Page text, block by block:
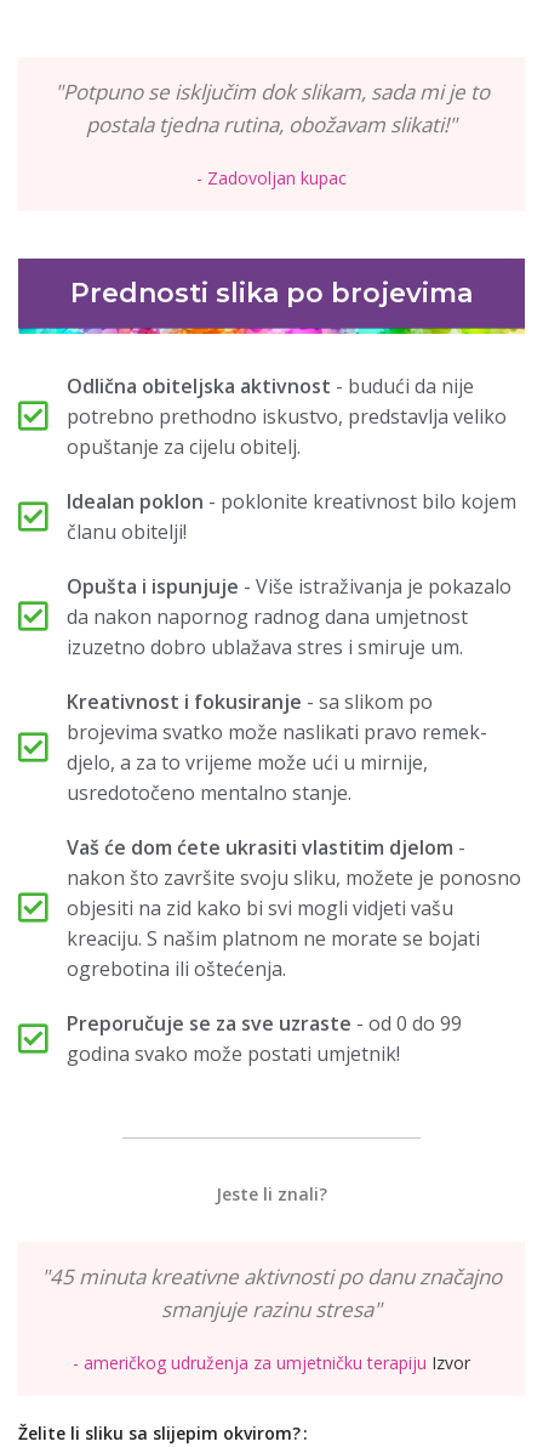
"Potpuno se isključim dok slikam, sada mi je to
postala tjedna rutina, obožavam slikati!"
- Zadovoljan kupac
Prednosti slika po brojevima
Odlična obiteljska aktivnost - budući da nije
potrebno prethodno iskustvo, predstavlja veliko
opuštanje za cijelu obitelj.
Idealan poklon - poklonite kreativnost bilo kojem
članu obitelji!
Opušta i ispunjuje - Više istraživanja je pokazalo
da nakon napornog radnog dana umjetnost
izuzetno dobro ublažava stres i smiruje um.
Kreativnost i fokusiranje - sa slikom po
brojevima svatko može naslikati pravo remek-
djelo, a za to vrijeme može ući u mirnije,
usredotočeno mentalno stanje.
Vaš će dom ćete ukrasiti vlastitim djelom -
nakon što završite svoju sliku, možete je ponosno
objesiti na zid kako bi svi mogli vidjeti vašu
kreaciju. S našim platnom ne morate se bojati
ogrebotina ili oštećenja.
Preporučuje se za sve uzraste - od 0 do 99
godina svako može postati umjetnik!
Jeste li znali?
"45 minuta kreativne aktivnosti po danu značajno
smanjuje razinu stresa"
- američkog udruženja za umjetničku terapiju Izvor
Želite li sliku sa slijepim okvirom?